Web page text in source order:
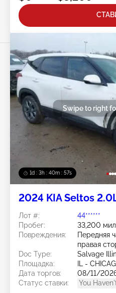
1d : 3h : 40m : 54s
Swipe to right
2024 KIA Seltos
Лот #:
44******
Пробег:
33,200
Повреждения:
Передняя
правая
Doc Type:
Salvage
Площадка:
IL -
Дата торгов:
08/11/
Статус ставки:
You